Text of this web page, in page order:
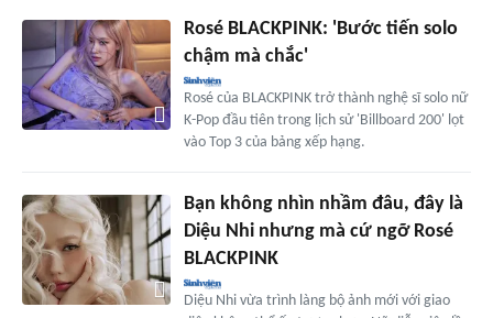
Rosé BLACKPINK: 'Bước tiến solo
chậm mà chắc'
Rosé của BLACKPINK trở thành nghệ sĩ solo nữ
K-Pop đầu tiên trong lịch sử 'Billboard 200' lọt
vào Top 3 của bảng xếp hạng.
Bạn không nhìn nhầm đâu, đây là
Diệu Nhi nhưng mà cứ ngỡ Rosé
BLACKPINK
Diệu Nhi vừa trình làng bộ ảnh mới với giao